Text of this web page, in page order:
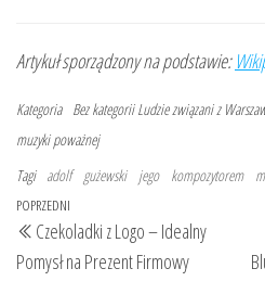
Artykuł sporządzony na podstawie:
Kategoria Bez kategorii Ludzie związani z
muzyki poważnej
Tagi adolf gużewski jego kompozytorem
Nawigacja
wpisu
Poprzedni
wpis
POPRZEDNI
Czekoladki z Logo – Idealny
Pomysł na Prezent Firmowy